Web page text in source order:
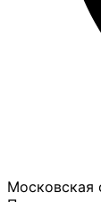
Московская